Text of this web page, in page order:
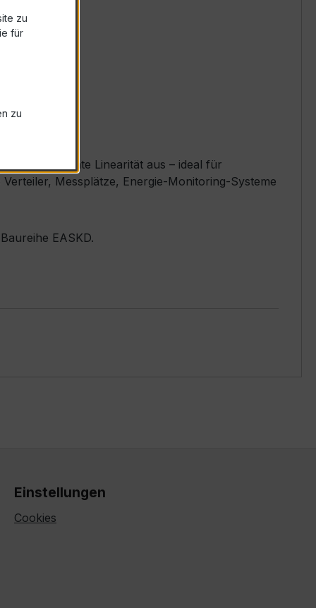
und exzellente Linearität aus – ideal für
Messplätze, Energie-Monitoring-Systeme
EASKD.
Einstellungen
Cookies
zu
für
zu